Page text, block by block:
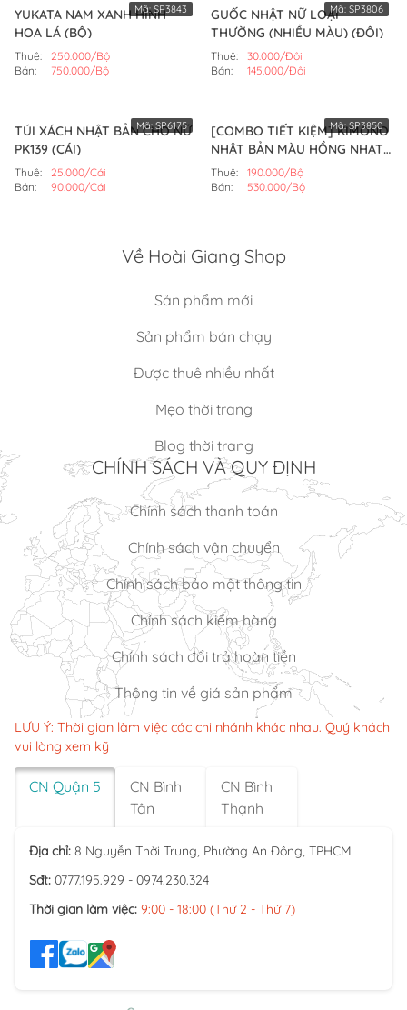
YUKATA NAM XANH HÌNH
HOA LÁ (BỘ)
Thuê:
250.000/Bộ
Bán:
750.000/Bộ
Mã:SP3843
GUỐC NHẬT NỮ LOẠI
THƯỜNG (NHIỀU MÀU) (ĐÔI)
Thuê:
30.000/Đôi
Bán:
145.000/Đôi
Mã: SP3806
TÚI XÁCH NHẬT BẢN CHO NỮ
PK139 (CÁI)
Thuê:
25.000/Cái
Bán:
90.000/Cái
Mã:SP6175
[COMBO TIẾT KIỆM] KIMONO
NHẬT BẢN MÀU HỒNG NHẠT
HOA TRẮNG (BỘ)
Thuê:
190.000/Bộ
Bán:
530.000/Bộ
Mã:SP3850
Về Hoài Giang Shop
Sản phẩm mới
Sản phẩm bán chạy
Được thuê nhiều nhất
Mẹo thời trang
Blog thời trang
CHÍNH SÁCH VÀ QUY ĐỊNH
Chính sách thanh toán
Chính sách vận chuyển
Chính sách bảo mật thông tin
Chính sách kiểm hàng
Chính sách đổi trả hoàn tiền
Thông tin về giá sản phẩm
LƯU Ý: Thời gian làm việc các chi nhánh khác nhau. Quý khách
vui lòng xem kỹ
CN Quận 5
CN Bình
Tân
CN Bình
Thạnh
Địa chỉ: 8 Nguyễn Thời Trung, Phường An Đông, TPHCM
Sđt: 0777.195.929 - 0974.230.324
Thời gian làm việc: 9:00 - 18:00 (Thứ 2 - Thứ 7)